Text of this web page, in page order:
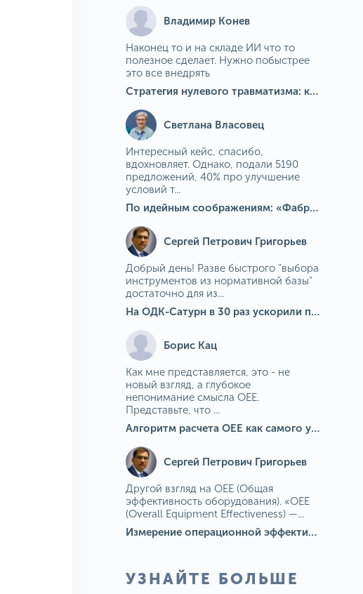
Владимир Конев
Наконец то и на складе ИИ что то
полезное сделает. Нужно побыстрее
это все внедрять
Стратегия нулевого травматизма: как ИИ-камеры Camkord снижают риск наезда на пешехода при работе на погрузчике
Светлана Власовец
Интересный кейс, спасибо,
вдохновляет. Однако, подали 5190
предложений, 40% про улучшение
условий т...
По идейным соображениям: «Фабрика идей» на МГОКе
Сергей Петрович Григорьев
Добрый день! Разве быстрого "выбора
инструментов из нормативной базы"
достаточно для из...
На ОДК-Сатурн в 30 раз ускорили подбор средств измерения для контроля качества продукции
Борис Кац
Как мне представляется, это - не
новый взгляд, а глубокое
непонимание смысла OEE.
Представьте, что ...
Алгоритм расчета ОЕЕ как самого универсального и современного показателя эффективности оборудования в мире
Сергей Петрович Григорьев
Другой взгляд на OEE (Общая
эффективность оборудования). «OEE
(Overall Equipment Effectiveness) —...
Измерение операционной эффективности: ключевые показатели для непрерывного совершенствования
УЗНАЙТЕ БОЛЬШЕ